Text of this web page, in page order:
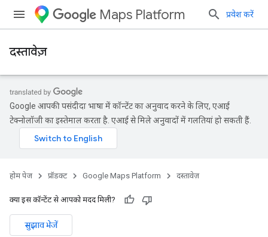
Maps Platform प्रवेश करें
दस्तावेज़
Google आपकी पसंदीदा भाषा में कॉन्टेंट का अनुवाद करने के लिए, एआई
टेक्नोलॉजी का इस्तेमाल करता है. एआई से मिले अनुवादों में गलतियां हो सकती हैं.
होम पेज प्रॉडक्ट Google Maps Platform दस्तावेज़
क्या इस कॉन्टेंट से आपको मदद मिली?
सुझाव भेजें